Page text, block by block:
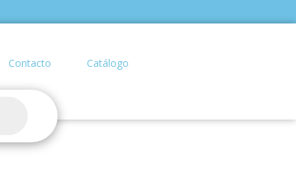
Contacto Catálogo